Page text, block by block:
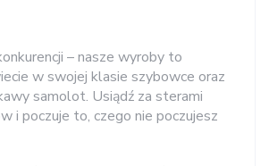
– nasze wyroby to
w swojej klasie szybowce oraz
samolot. Usiądź za sterami
i poczuje to, czego nie poczujesz